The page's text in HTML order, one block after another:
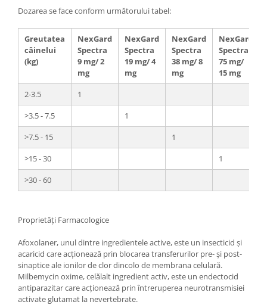
Dozarea se face conform următorului tabel:
Greutatea
câinelui
(kg)
NexGard
Spectra
9 mg/ 2
mg
NexGard
Spectra
19 mg/ 4
mg
NexGard
Spectra
38 mg/ 8
mg
NexGard
Spectra
75 mg/
15 mg
2-3.5
1
>3.5 - 7.5
1
>7.5 - 15
1
>15 - 30
1
>30 - 60
Proprietăți Farmacologice
Afoxolaner, unul dintre ingredientele active, este un insecticid și
acaricid care acționează prin blocarea transferurilor pre- și post-
sinaptice ale ionilor de clor dincolo de membrana celulară.
Milbemycin oxime, celălalt ingredient activ, este un endectocid
antiparazitar care acționează prin întreruperea neurotransmisiei
activate glutamat la nevertebrate.